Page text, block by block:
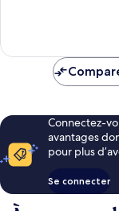
Connectez-
avantages
pour plus
Se connecter